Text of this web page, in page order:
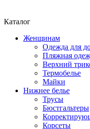
Каталог
Женщинам
Одежда для
Пляжная
Верхний
Термобелье
Майки
Нижнее белье
Трусы
Бюстгальтеры
Корсеты